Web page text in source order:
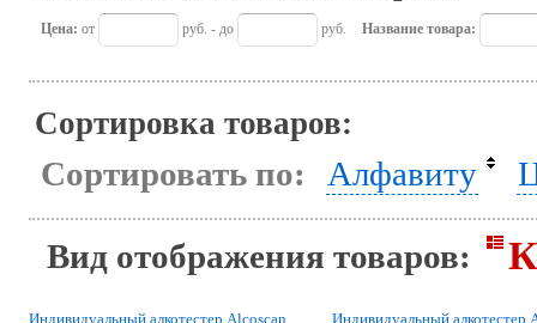
Цена: от руб. - до руб. Название товара:
Сортировка товаров:
Сортировать по: Алфавиту
Вид отображения товаров:
Индивидуальный алкотестер Alcoscan
Индивидуальный алкотестер